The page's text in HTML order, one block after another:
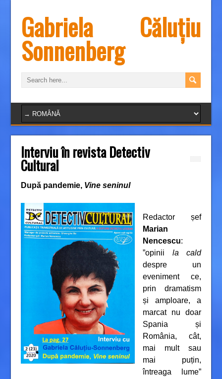
Gabriela Căluțiu
Sonnenberg
Interviu în revista Detectiv
Cultural
După pandemie, Vine seninul
Redactor șef
Marian
Nencescu:
”opinii la cald
despre un
eveniment ce,
prin dramatism
și amploare, a
marcat nu doar
Spania și
România, cât,
mai mult sau
mai puțin,
întreaga lume”